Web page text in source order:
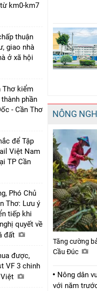
km0-km7
thuận
giao nhà
ở xã hội
Thơ kiểm
phần
- Cần Thơ
để Tập
Việt Nam
TP Cần
Phó Chủ
Thơ: Lưu ý
tiếp khi
quyết về
đất
được,
VF 3 chinh
NÔNG
Tăng cường
Cầu Đúc
Nông dân
với năm